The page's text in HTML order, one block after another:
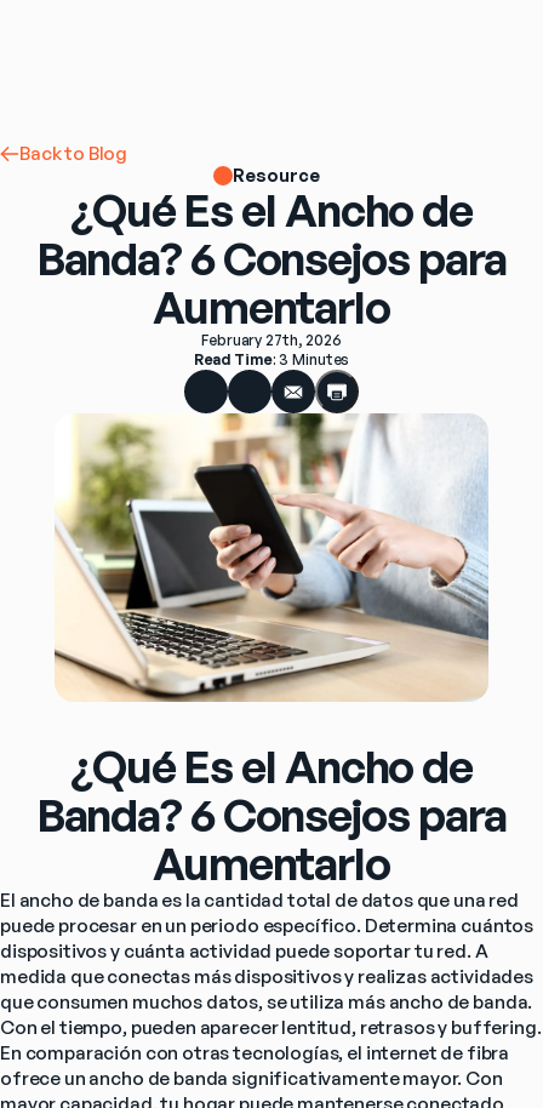
Back to Blog
Resource
¿Qué Es el Ancho de
Banda? 6 Consejos para
Aumentarlo
February 27th, 2026
Read Time: 3 Minutes
¿Qué Es el Ancho de
Banda? 6 Consejos para
Aumentarlo
El ancho de banda es la cantidad total de datos que una red
puede procesar en un periodo específico. Determina cuántos
dispositivos y cuánta actividad puede soportar tu red. A
medida que conectas más dispositivos y realizas actividades
que consumen muchos datos, se utiliza más ancho de banda.
Con el tiempo, pueden aparecer lentitud, retrasos y buffering.
En comparación con otras tecnologías, el internet de fibra
ofrece un ancho de banda significativamente mayor. Con